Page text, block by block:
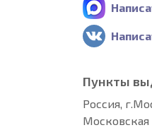
Пункты
Россия,
Московская